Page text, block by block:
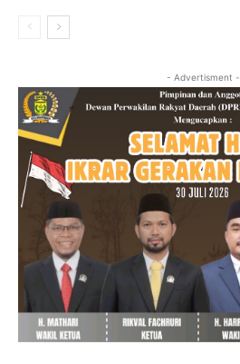
- Advertisment -